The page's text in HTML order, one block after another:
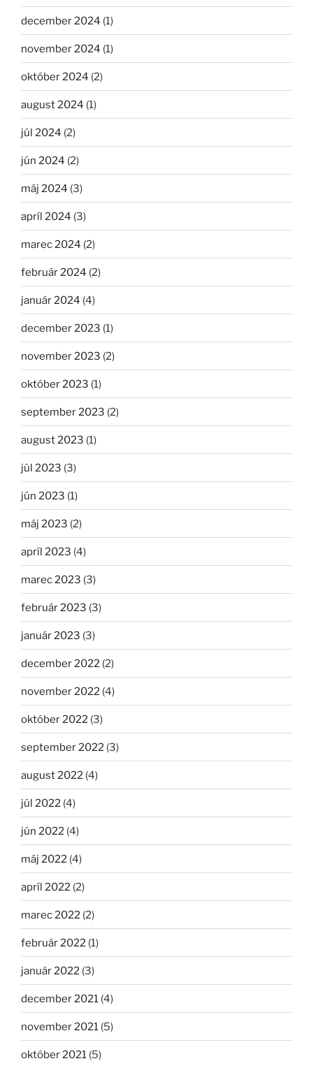
december 2024 (1)
november 2024 (1)
október 2024 (2)
august 2024 (1)
júl 2024 (2)
jún 2024 (2)
máj 2024 (3)
apríl 2024 (3)
marec 2024 (2)
február 2024 (2)
január 2024 (4)
december 2023 (1)
november 2023 (2)
október 2023 (1)
september 2023 (2)
august 2023 (1)
júl 2023 (3)
jún 2023 (1)
máj 2023 (2)
apríl 2023 (4)
marec 2023 (3)
február 2023 (3)
január 2023 (3)
december 2022 (2)
november 2022 (4)
október 2022 (3)
september 2022 (3)
august 2022 (4)
júl 2022 (4)
jún 2022 (4)
máj 2022 (4)
apríl 2022 (2)
marec 2022 (2)
február 2022 (1)
január 2022 (3)
december 2021 (4)
november 2021 (5)
október 2021 (5)